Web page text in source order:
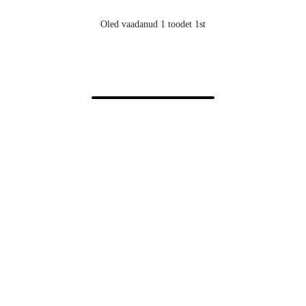
Oled vaadanud 1 toodet 1st